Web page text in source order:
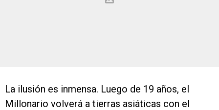
La ilusión es inmensa. Luego de 19 años, el
Millonario volverá a tierras asiáticas con el